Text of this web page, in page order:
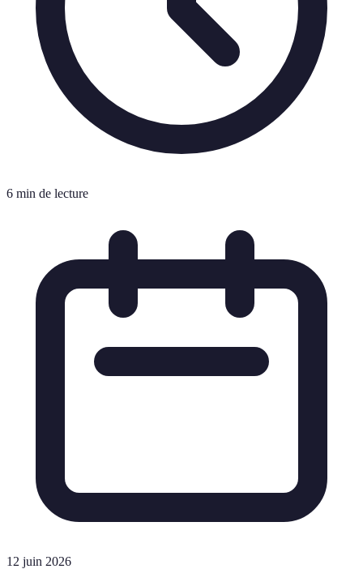
6 min de lecture
12 juin 2026